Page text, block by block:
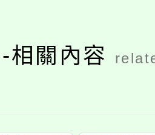
相關內容